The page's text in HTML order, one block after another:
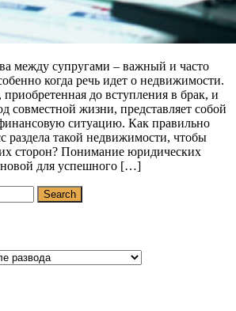
между супругами – важный и часто
когда речь идет о недвижимости.
до вступления в брак, и
совместной жизни, представляет собой
ситуацию. Как правильно
раздела такой недвижимости, чтобы
сторон? Понимание юридических
для успешного […]